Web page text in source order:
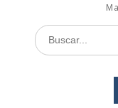
Buscar: